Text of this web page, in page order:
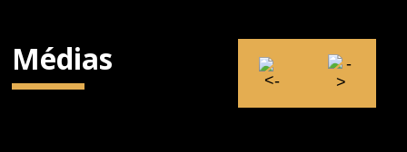
Médias